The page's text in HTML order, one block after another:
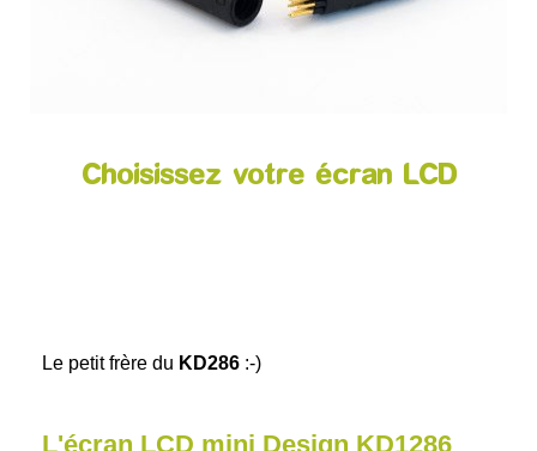
Choisissez votre écran LCD
Le petit frère du KD286 :-)
L'écran LCD mini Design KD1286